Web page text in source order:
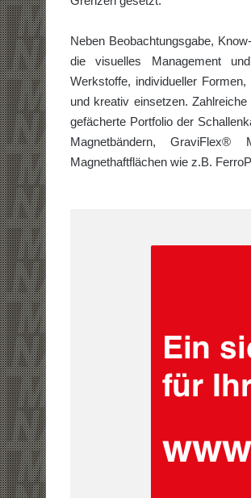
Neben Beobachtungsgabe,
die visuelles Management
Werkstoffe, individueller
und kreativ einsetzen.
gefächerte Portfolio der
Magnetbändern, GraviFlex®
Magnethaftflächen wie z.B.